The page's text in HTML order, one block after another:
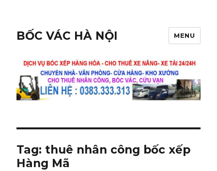
BỐC VÁC HÀ NỘI MENU
Tag: thuê nhân công bốc xếp
Hàng Mã